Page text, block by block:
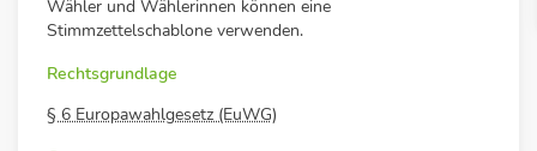
Wähler und Wählerinnen können eine
Stimmzettelschablone verwenden.
Rechtsgrundlage
§ 6 Europawahlgesetz (EuWG)